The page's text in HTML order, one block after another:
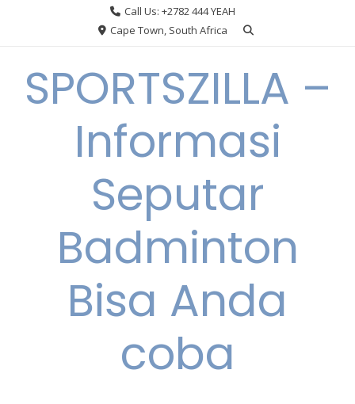
Call Us: +2782 444 YEAH
Cape Town, South Africa
SPORTSZILLA –
Informasi
Seputar
Badminton
Bisa Anda
coba